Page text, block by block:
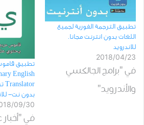
تطبيق الترجمة الفورية لجميع
اللغات بدون انترنت مجانا.
للاندرويد
2018/04/23
في "برامج الجالكسي
والأندرويد"
بدون نت-
09/30
في